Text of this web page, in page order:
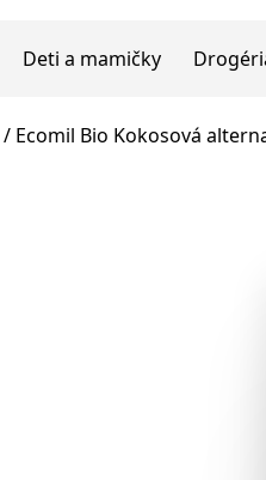
Deti a mamičky
/ Ecomil Bio Kokosová